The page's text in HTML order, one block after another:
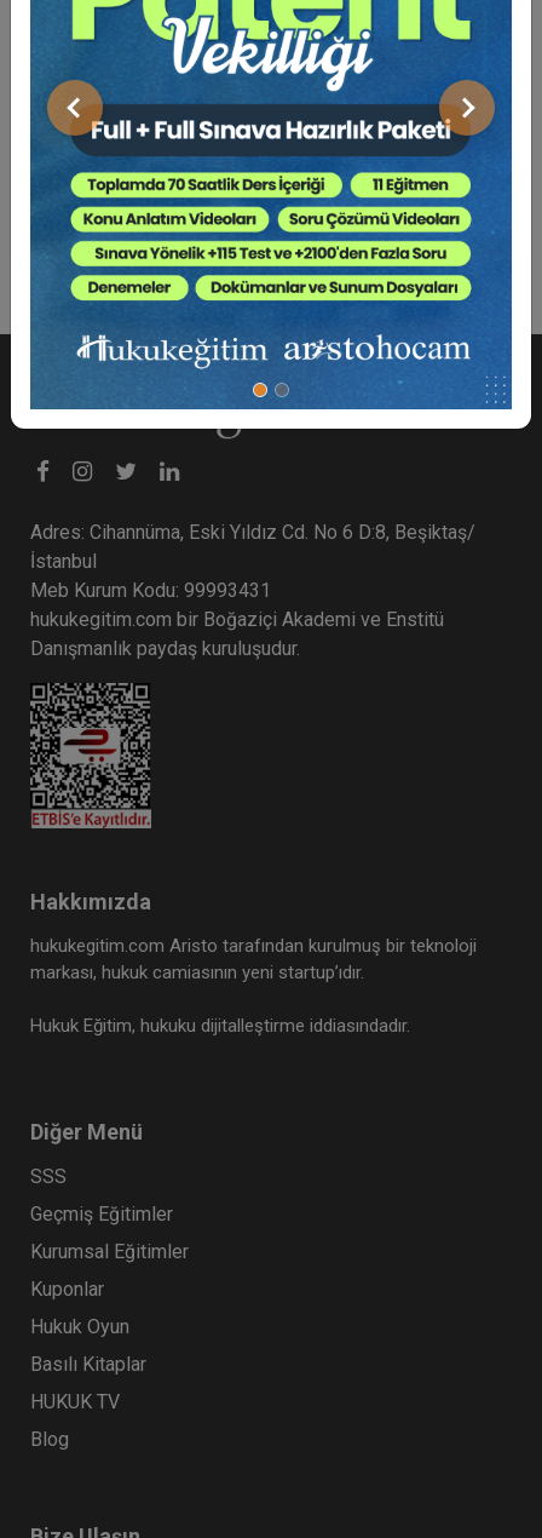
Önceki Sonraki
Kesiliyor ?
Bu bildiriler kitabı, 21.02.2025 tarihinde Nuh Naci
Yazgan Üniver-sitesi’nde gerçekleştirilen “Sağlık ve
Gıda Hukuku Kongresi” kapsa-mında sunulan akademik
katkıların derlenmesiyle hazırlanmıştır.
Adres: Cihannüma, Eski Yıldız Cd. No 6 D:8, Beşiktaş/
İstanbul
Meb Kurum Kodu: 99993431
hukukegitim.com bir Boğaziçi Akademi ve Enstitü
Danışmanlık paydaş kuruluşudur.
Hakkımızda
hukukegitim.com Aristo tarafından kurulmuş bir teknoloji
markası, hukuk camiasının yeni startup’ıdır.
Hukuk Eğitim, hukuku dijitalleştirme iddiasındadır.
Diğer Menü
SSS
Geçmiş Eğitimler
Kurumsal Eğitimler
Kuponlar
Hukuk Oyun
Basılı Kitaplar
HUKUK TV
Blog